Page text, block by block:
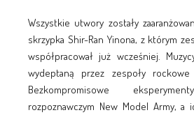
Wszystkie utwory zostały
skrzypka Shir-Ran Yinona, z którym
współpracował już wcześniej.
wydeptaną przez zespoły
Bezkompromisowe
rozpoznawczym New Model Army, a